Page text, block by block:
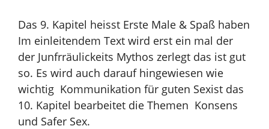
Das 9. Kapitel heisst Erste Male & Spaß haben
Im einleitendem Text wird erst ein mal der
der Junfrräulickeits Mythos zerlegt das ist gut
so. Es wird auch darauf hingewiesen wie
wichtig Kommunikation für guten Sexist das
10. Kapitel bearbeitet die Themen Konsens
und Safer Sex.